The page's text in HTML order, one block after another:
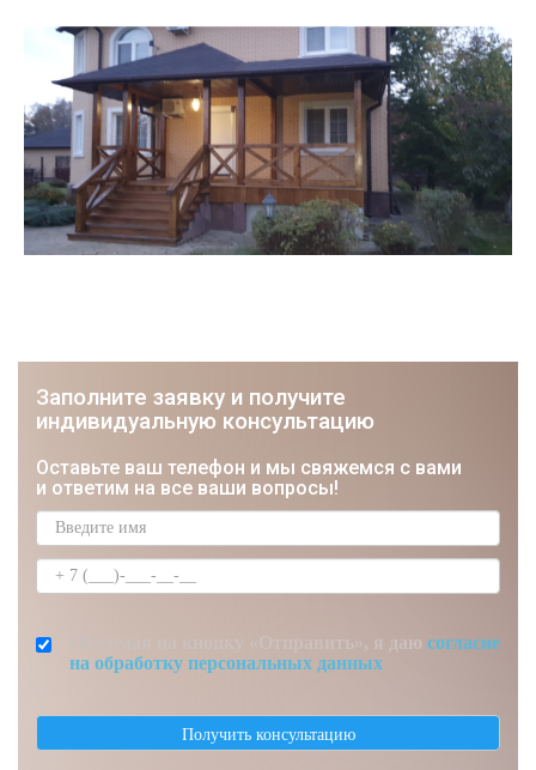
Строитель, Мастер отделочник
Заполните заявку и получите
индивидуальную консультацию
Оставьте ваш телефон и мы свяжемся с вами
и ответим на все ваши вопросы!
Нажимая на кнопку «Отправить», я даю согласие
на обработку персональных данных